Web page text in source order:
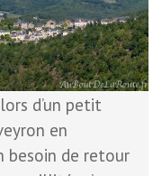
d’un petit
en
besoin de retour